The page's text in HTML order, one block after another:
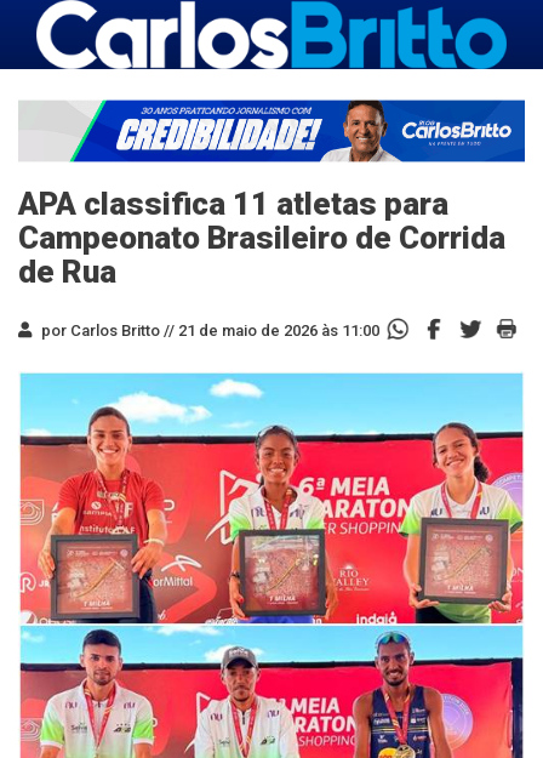
APA classifica 11 atletas para
Campeonato Brasileiro de Corrida
de Rua
por Carlos Britto // 21 de maio de 2026 às 11:00